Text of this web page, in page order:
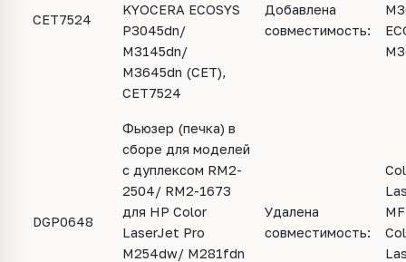
CET7524
KYOCERA ECOSYS
P3045dn/
M3145dn/
M3645dn (CET),
CET7524
Добавлена
совместимость:
DGP0648
Фьюзер (печка) в
сборе для моделей
с дуплексом RM2-
2504/ RM2-1673
для HP Color
LaserJet Pro
M254dw/ M281fdn
Удалена
совместимость: